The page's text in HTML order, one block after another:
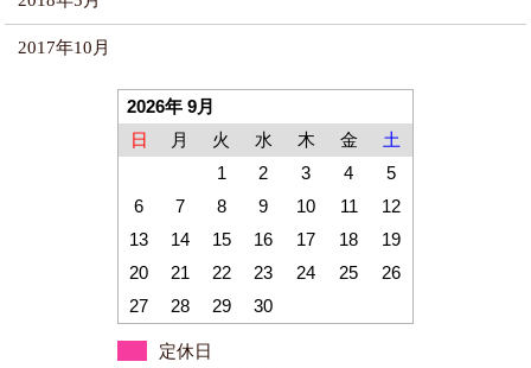
2017年10月
2026年 9月
日
月 火 水 木 金
土
1
2 3 4
5
6
7 8 9 10 11
12
13
14 15 16 17 18
19
20
21 22 23 24 25
26
27
28 29 30
定休日